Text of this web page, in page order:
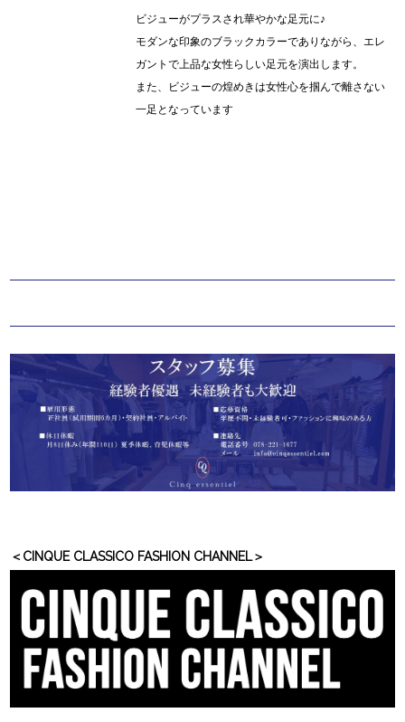
ビジューがプラスされ華やかな足元に♪
モダンな印象のブラックカラーでありながら、エレ
ガントで上品な女性らしい足元を演出します。
また、ビジューの煌めきは女性心を掴んで離さない
一足となっています
＜CINQUE CLASSICO FASHION CHANNEL＞